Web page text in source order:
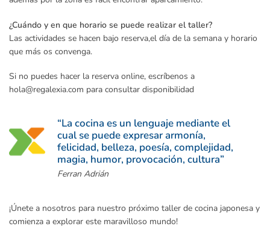
¿Cuándo y en que horario se puede realizar el taller?
Las actividades se hacen bajo reserva,el día de la semana y horario
que más os convenga.
Si no puedes hacer la reserva online, escríbenos a
hola@regalexia.com para consultar disponibilidad
“La cocina es un lenguaje mediante el
cual se puede expresar armonía,
felicidad, belleza, poesía, complejidad,
magia, humor, provocación, cultura”
Ferran Adrián
¡Únete a nosotros para nuestro próximo taller de cocina japonesa y
comienza a explorar este maravilloso mundo!